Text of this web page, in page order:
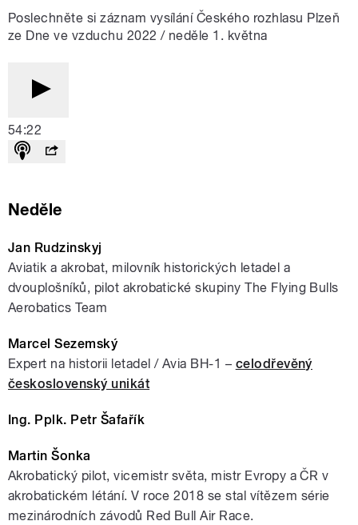
Poslechněte si záznam vysílání Českého rozhlasu Plzeň
ze Dne ve vzduchu 2022 / neděle 1. května
54:22
Neděle
Jan Rudzinskyj
Aviatik a akrobat, milovník historických letadel a
dvouplošníků, pilot akrobatické skupiny The Flying Bulls
Aerobatics Team
Marcel Sezemský
Expert na historii letadel / Avia BH-1 – celodřevěný
československý unikát
Ing. Pplk. Petr Šafařík
Martin Šonka
Akrobatický pilot, vicemistr světa, mistr Evropy a ČR v
akrobatickém létání. V roce 2018 se stal vítězem série
mezinárodních závodů Red Bull Air Race.